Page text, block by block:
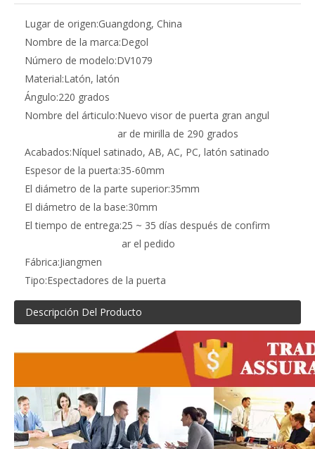
Lugar de origen:Guangdong, China
Nombre de la marca:Degol
Número de modelo:DV1079
Material:Latón, latón
Ángulo:220 grados
Nombre del árticulo:Nuevo visor de puerta gran angul
ar de mirilla de 290 grados
Acabados:Níquel satinado, AB, AC, PC, latón satinado
Espesor de la puerta:35-60mm
El diámetro de la parte superior:35mm
El diámetro de la base:30mm
El tiempo de entrega:25 ~ 35 días después de confirm
ar el pedido
Fábrica:Jiangmen
Tipo:Espectadores de la puerta
Descripción Del Producto